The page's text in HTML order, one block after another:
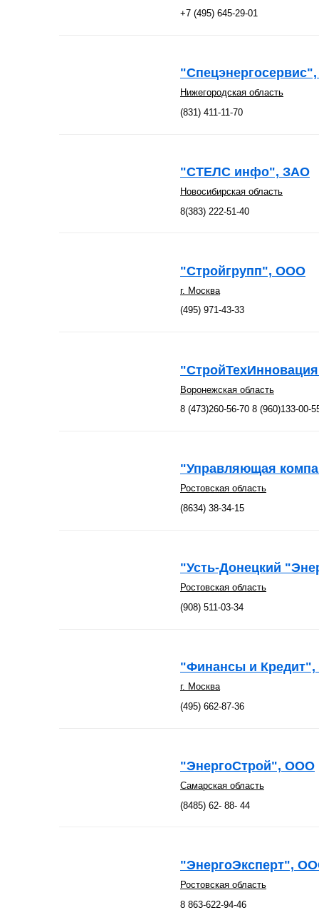
+7 (495) 645-29-01
Нижегородская область
(831) 411-11-70
"СТЕЛС инфо", ЗАО
Новосибирская область
8(383) 222-51-40
"Стройгрупп", ООО
г. Москва
(495) 971-43-33
Воронежская область
8 (473)260-56-70 8 (960)133-00-
"Управляющая
Ростовская область
(8634) 38-34-15
"Усть-Донецкий
Ростовская область
(908) 511-03-34
"Финансы и
г. Москва
(495) 662-87-36
"ЭнергоСтрой", ООО
Самарская область
(8485) 62- 88- 44
"ЭнергоЭксперт",
Ростовская область
8 863-622-94-46